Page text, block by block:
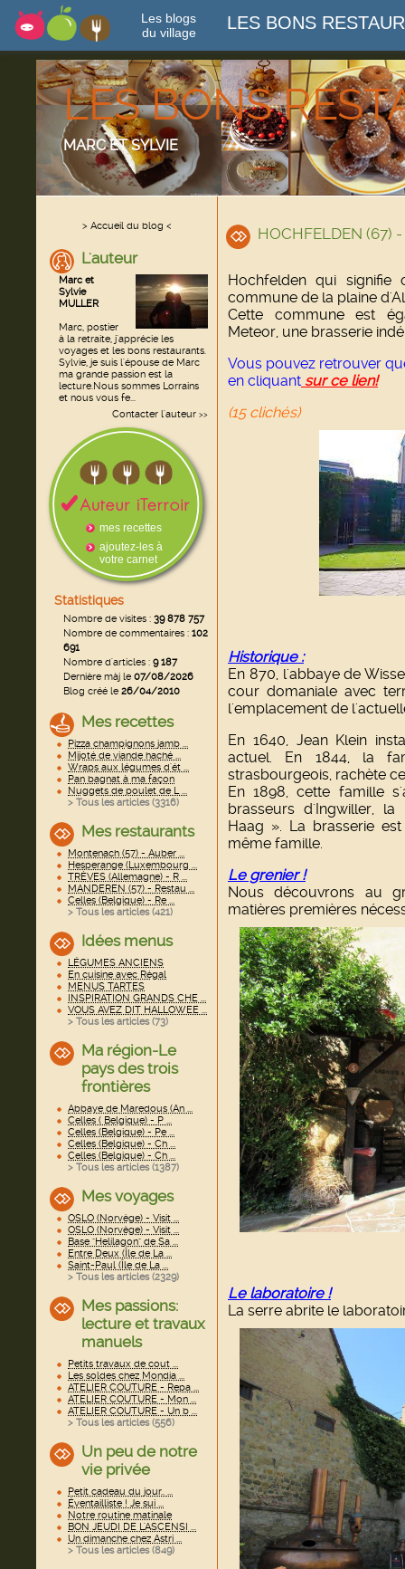
Les blogs
du village
LES BONS
LES BONS
MARC ET SYLVIE
> Accueil du blog <
L'auteur
Marc et
Sylvie
MULLER
Marc, postier
à la retraite, j'apprécie les
voyages et les bons restaurants.
Sylvie, je suis l'épouse de Marc
ma grande passion est la
lecture.Nous sommes Lorrains
et nous vous fe...
Contacter l'auteur >>
mes recettes
ajoutez-les à
votre carnet
Statistiques
Nombre de visites : 39 878 757
Nombre de commentaires : 102
691
Nombre d'articles : 9 187
Dernière màj le07/08/2026
Blog créé le26/04/2010
Mes recettes
Pizza champignons jamb ...
Mijoté de viande haché ...
Wraps aux légumes d'ét ...
Pan bagnat à ma façon
Nuggets de poulet de L ...
> Tous les articles (3316)
Mes restaurants
Montenach (57) - Auber ...
Hesperange (Luxembourg ...
TRÈVES (Allemagne) - R ...
MANDEREN (57) - Restau ...
Celles (Belgique) - Re ...
> Tous les articles (421)
Idées menus
LÉGUMES ANCIENS
En cuisine avec Régal
MENUS TARTES
INSPIRATION GRANDS CHE ...
VOUS AVEZ DIT HALLOWEE ...
> Tous les articles (73)
Ma région-Le
pays des trois
frontières
Abbaye de Maredous (An ...
Celles ( Belgique) - P ...
Celles (Belgique) - Pe ...
Celles (Belgique) - Ch ...
Celles (Belgique) - Ch ...
> Tous les articles (1387)
Mes voyages
OSLO (Norvège) - Visit ...
OSLO (Norvège) - Visit ...
Base "Helilagon" de Sa ...
Entre Deux (Île de La ...
Saint-Paul (Île de La ...
> Tous les articles (2329)
Mes passions:
lecture et travaux
manuels
Petits travaux de cout ...
Les soldes chez Mondia ...
ATELIER COUTURE - Repa ...
ATELIER COUTURE - Mon ...
ATELIER COUTURE - Un b ...
> Tous les articles (556)
Un peu de notre
vie privée
Petit cadeau du jour.. ...
Éventailliste ! Je sui ...
Notre routine matinale
BON JEUDI DE L'ASCENSI ...
Un dimanche chez Astri ...
> Tous les articles (849)
HOCHFELDEN (67)
Hochfelden qui signifie
commune de la plaine
Cette commune est
Meteor, une brasserie
Vous pouvez retrouver
en cliquant sur ce lien!
(15 clichés)
Historique :
En 870, l'abbaye de
cour domaniale avec
l'emplacement de
En 1640, Jean Klein
actuel. En 1844, la
strasbourgeois, rachète
En 1898, cette famille
brasseurs d'Ingwiller,
Haag ». La brasserie
même famille.
Le grenier !
Nous découvrons au
matières premières
Le laboratoire !
La serre abrite le